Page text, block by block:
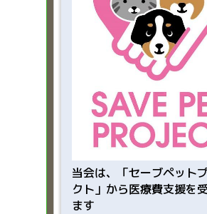
当会は、「セーブペット
クト」から医療費支援を
ます